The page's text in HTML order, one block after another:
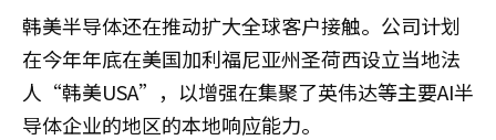
韩美半导体还在推动扩大全球客户接触。公司计划
在今年年底在美国加利福尼亚州圣荷西设立当地法
人“韩美USA”，以增强在集聚了英伟达等主要AI半
导体企业的地区的本地响应能力。